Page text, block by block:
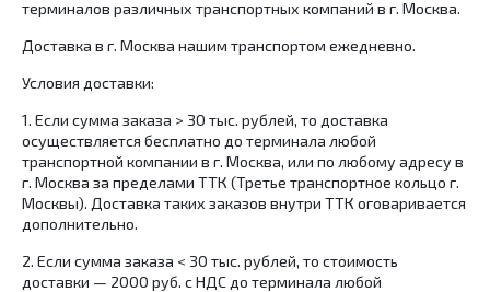
терминалов различных транспортных компаний в г. Москва.
Доставка в г. Москва нашим транспортом ежедневно.
Условия доставки:
1.​ Если сумма заказа > 30 тыс. рублей, то доставка
осуществляется бесплатно до терминала любой
транспортной компании в г. Москва, или по любому адресу в
г. Москва за пределами ТТК (Третье транспортное кольцо г.
Москвы). Доставка таких заказов внутри ТТК оговаривается
дополнительно.
2.​ Если сумма заказа < 30 тыс. рублей, то стоимость
доставки — 2000 руб. с НДС до терминала любой